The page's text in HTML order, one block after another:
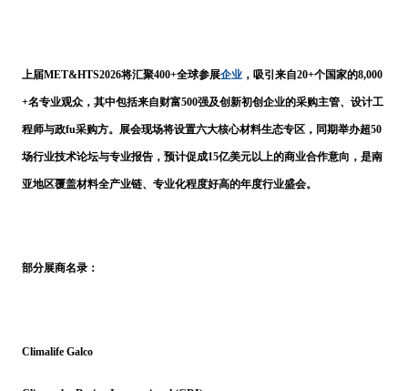
上届MET&HTS2026将汇聚400+全球参展企业 ，吸引来自20+个国家的8,000
+名专业观众，其中包括来自财富500强及创新初创企业的采购主管、设计工
程师与政fu采购方。展会现场将设置六大核心材料生态专区，同期举办超50
场行业技术论坛与专业报告，预计促成15亿美元以上的商业合作意向，是南
亚地区覆盖材料全产业链、专业化程度好高的年度行业盛会。
部分展商名录：
Climalife Galco